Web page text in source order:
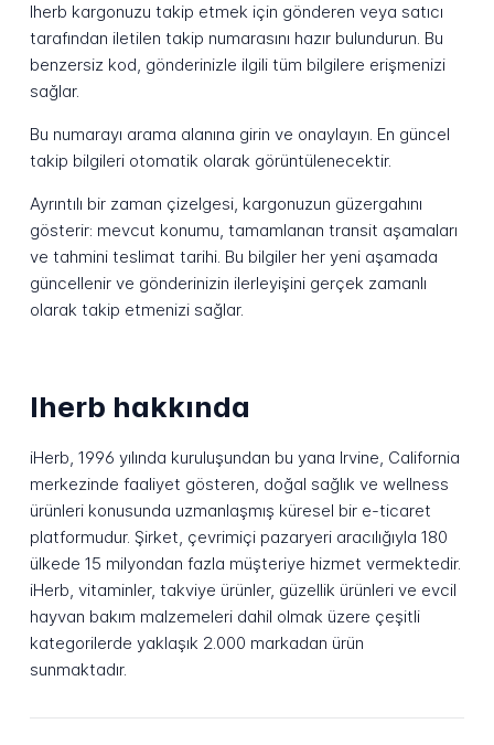
Iherb kargonuzu takip etmek için gönderen veya satıcı
tarafından iletilen takip numarasını hazır bulundurun. Bu
benzersiz kod, gönderinizle ilgili tüm bilgilere erişmenizi
sağlar.
Bu numarayı arama alanına girin ve onaylayın. En güncel
takip bilgileri otomatik olarak görüntülenecektir.
Ayrıntılı bir zaman çizelgesi, kargonuzun güzergahını
gösterir: mevcut konumu, tamamlanan transit aşamaları
ve tahmini teslimat tarihi. Bu bilgiler her yeni aşamada
güncellenir ve gönderinizin ilerleyişini gerçek zamanlı
olarak takip etmenizi sağlar.
Iherb hakkında
iHerb, 1996 yılında kuruluşundan bu yana Irvine, California
merkezinde faaliyet gösteren, doğal sağlık ve wellness
ürünleri konusunda uzmanlaşmış küresel bir e-ticaret
platformudur. Şirket, çevrimiçi pazaryeri aracılığıyla 180
ülkede 15 milyondan fazla müşteriye hizmet vermektedir.
iHerb, vitaminler, takviye ürünler, güzellik ürünleri ve evcil
hayvan bakım malzemeleri dahil olmak üzere çeşitli
kategorilerde yaklaşık 2.000 markadan ürün
sunmaktadır.